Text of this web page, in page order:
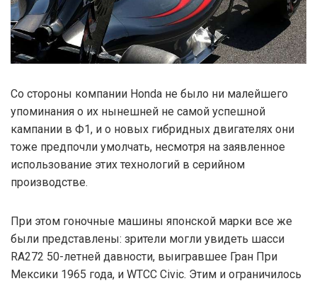
Со стороны компании Honda не было ни малейшего
упоминания о их нынешней не самой успешной
кампании в Ф1, и о новых гибридных двигателях они
тоже предпочли умолчать, несмотря на заявленное
использование этих технологий в серийном
производстве.
При этом гоночные машины японской марки все же
были представлены: зрители могли увидеть шасси
RA272 50-летней давности, выигравшее Гран При
Мексики 1965 года, и WTCC Civic. Этим и ограничилось